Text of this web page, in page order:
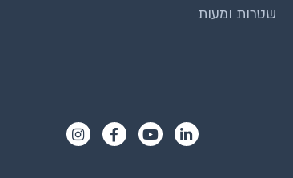
שטרות ומעות